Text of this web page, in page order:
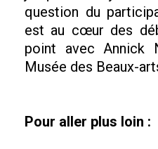
question du
est au cœur des
point avec Annick
Musée des Beaux-
Pour aller plus loin :